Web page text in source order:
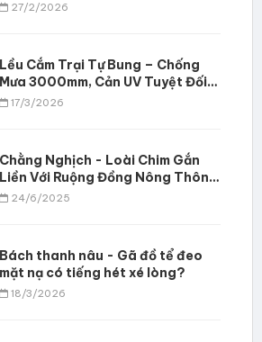
27/2/2026
Lều Cắm Trại Tự Bung – Chống
Mưa 3000mm, Cản UV Tuyệt Đối
Cho Cặp Đôi & Gia Đình
17/3/2026
Chằng Nghịch - Loài Chim Gắn
Liền Với Ruộng Đồng Nông Thôn
Việt Nam
24/6/2025
Bách thanh nâu - Gã đồ tể đeo
mặt nạ có tiếng hét xé lòng?
18/3/2026